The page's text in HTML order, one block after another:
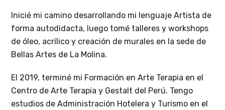
Inicié mi camino desarrollando mi lenguaje Artista de
forma autodidacta, luego tomé talleres y workshops
de óleo, acrílico y creación de murales en la sede de
Bellas Artes de La Molina.
El 2019, terminé mi Formación en Arte Terapia en el
Centro de Arte Terapia y Gestalt del Perú. Tengo
estudios de Administración Hotelera y Turismo en el